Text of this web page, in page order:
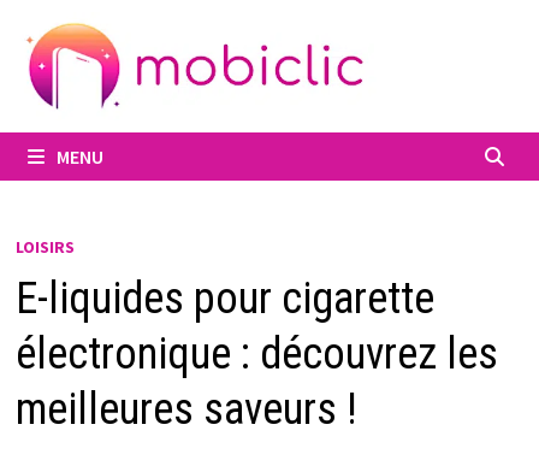
contenu
MENU
LOISIRS
E-liquides pour cigarette
électronique : découvrez les
meilleures saveurs !